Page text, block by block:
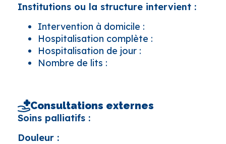
Institutions ou la structure intervient :
Intervention à domicile :
Hospitalisation complète :
Hospitalisation de jour :
Nombre de lits :
Consultations externes
Soins palliatifs :
Douleur :